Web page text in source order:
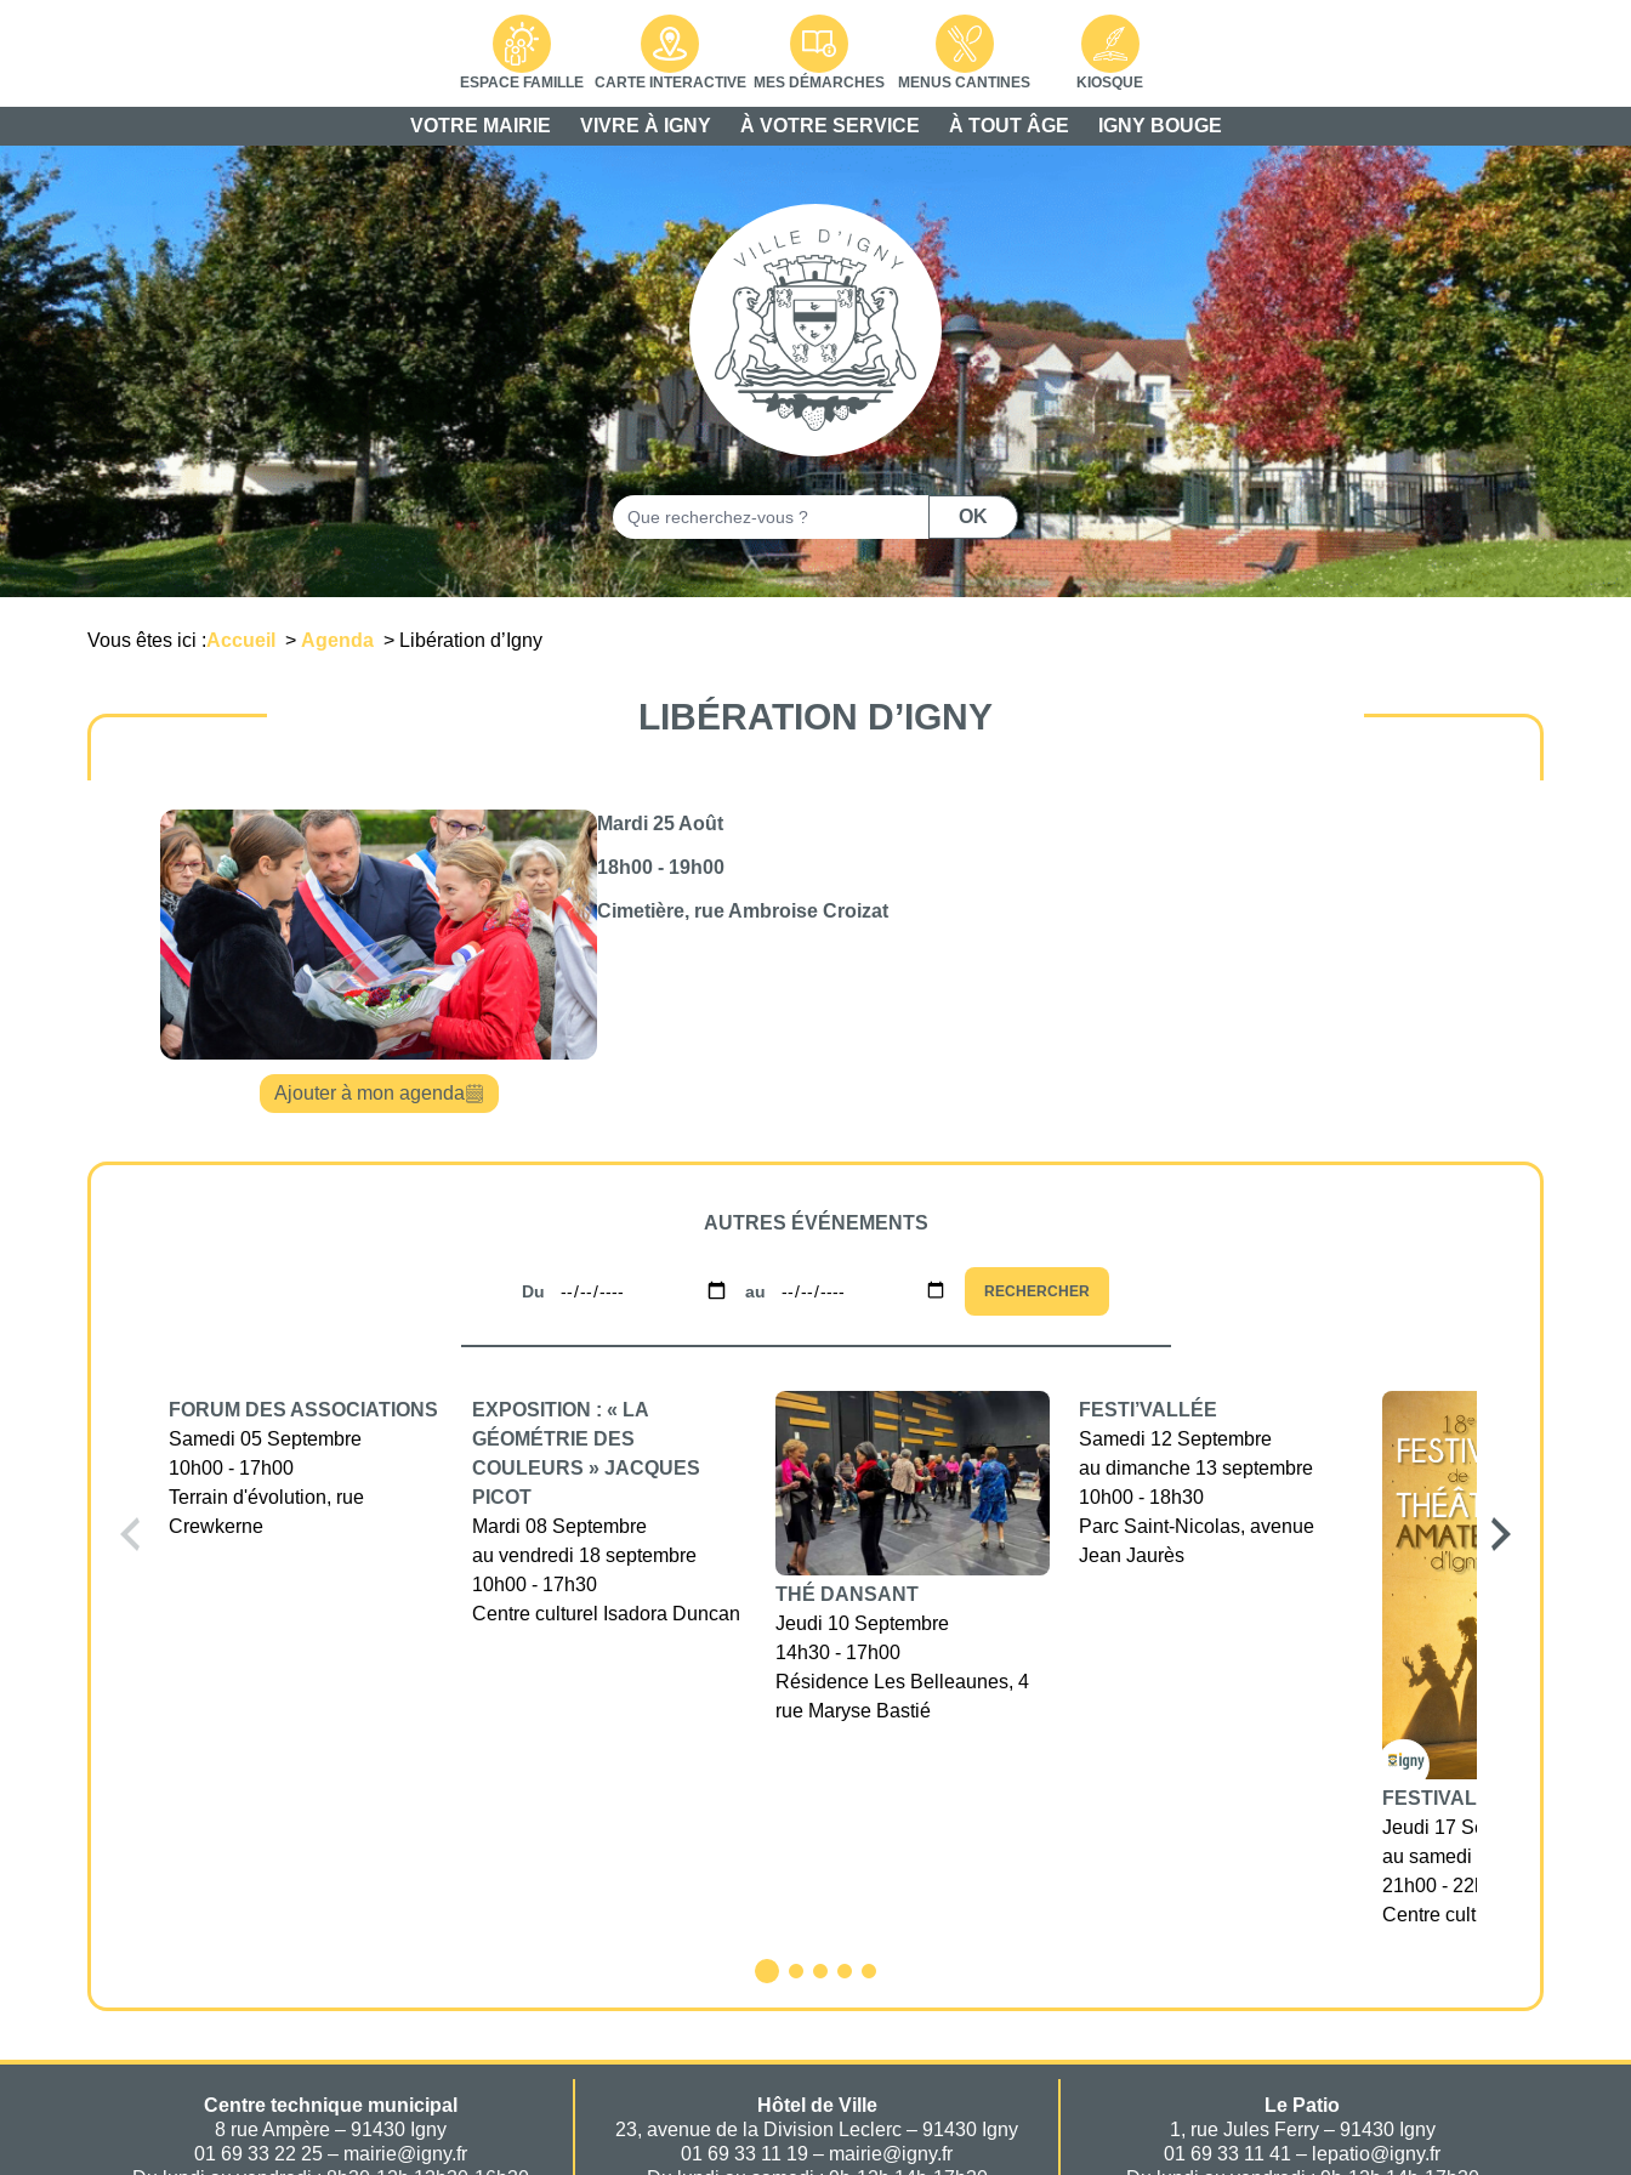
ESPACE FAMILLE CARTE INTERACTIVE MES DÉMARCHES MENUS CANTINES KIOSQUE
VOTRE MAIRIE VIVRE À IGNY À VOTRE SERVICE À TOUT ÂGE IGNY BOUGE
Rechercher OK
Vous êtes ici :Accueil > Agenda > Libération d’Igny
LIBÉRATION D’IGNY
Ajouter à mon agenda
Mardi 25 Août
18h00 - 19h00
Cimetière, rue Ambroise Croizat
AUTRES ÉVÉNEMENTS
Du au RECHERCHER
FORUM DES ASSOCIATIONS
Samedi 05 Septembre
10h00 - 17h00
Terrain d'évolution, rue
Crewkerne
EXPOSITION : « LA
GÉOMÉTRIE DES
COULEURS » JACQUES
PICOT
Mardi 08 Septembre
au vendredi 18 septembre
10h00 - 17h30
Centre culturel Isadora Duncan
THÉ DANSANT
Jeudi 10 Septembre
14h30 - 17h00
Résidence Les Belleaunes, 4
rue Maryse Bastié
FESTI’VALLÉE
Samedi 12 Septembre
au dimanche 13 septembre
10h00 - 18h30
Parc Saint-Nicolas, avenue
Jean Jaurès
FESTIVAL DE THÉÂTRE
Jeudi 17 Septembre
au samedi 03 octobre
21h00 - 22h00
Centre culturel Isadora
Centre technique municipal
8 rue Ampère – 91430 Igny
01 69 33 22 25 – mairie@igny.fr
Hôtel de Ville
23, avenue de la Division Leclerc – 91430 Igny
01 69 33 11 19 – mairie@igny.fr
Le Patio
1, rue Jules Ferry – 91430 Igny
01 69 33 11 41 – lepatio@igny.fr